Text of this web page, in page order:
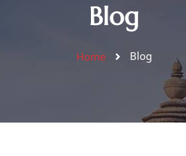
Blog
Home Blog